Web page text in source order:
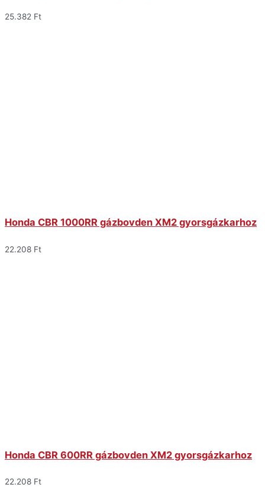
25.382 Ft
Honda CBR 1000RR gázbovden XM2 gyorsgázkarhoz
22.208 Ft
Honda CBR 600RR gázbovden XM2 gyorsgázkarhoz
22.208 Ft